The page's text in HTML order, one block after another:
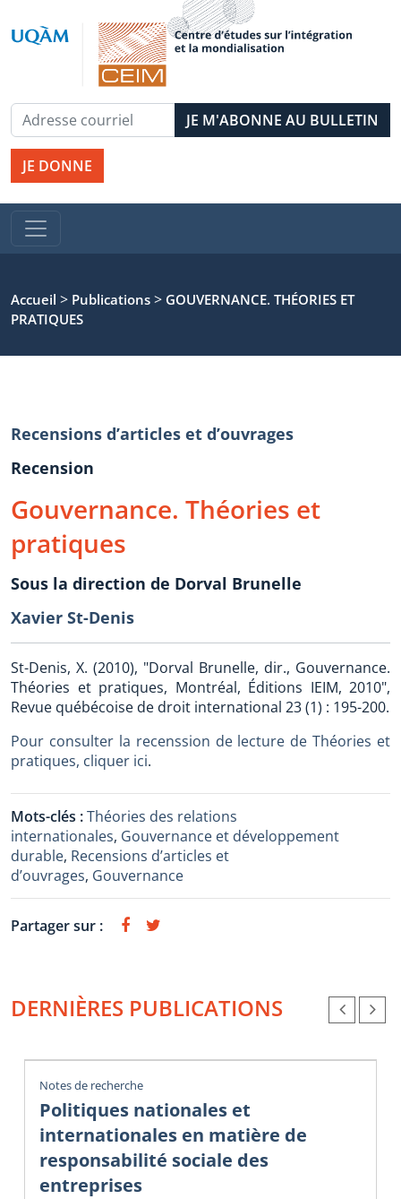
JE DONNE
Accueil > Publications > GOUVERNANCE. THÉORIES ET
PRATIQUES
Recensions d’articles et d’ouvrages
Recension
Gouvernance. Théories et
pratiques
Sous la direction de Dorval Brunelle
Xavier St-Denis
St-Denis, X. (2010), "Dorval Brunelle, dir., Gouvernance.
Théories et pratiques, Montréal, Éditions IEIM, 2010",
Revue québécoise de droit international 23 (1) : 195-200.
Pour consulter la recenssion de lecture de Théories et
pratiques, cliquer ici.
Mots-clés :Théories des relations
internationales, Gouvernance et développement
durable, Recensions d’articles et
d’ouvrages, Gouvernance
Partager sur :
DERNIÈRES PUBLICATIONS
Notes de recherche
Politiques nationales et
internationales en matière de
responsabilité sociale des
entreprises